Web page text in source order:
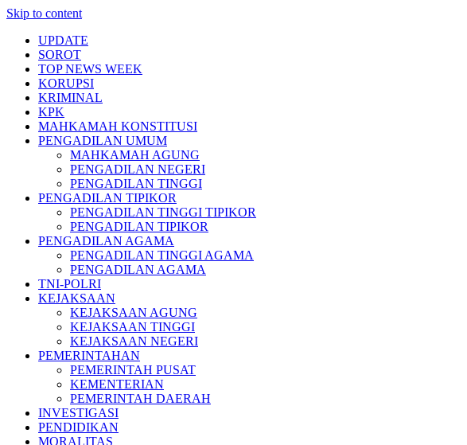
Skip to content
UPDATE
SOROT
TOP NEWS WEEK
KORUPSI
KRIMINAL
KPK
MAHKAMAH KONSTITUSI
PENGADILAN UMUM
MAHKAMAH AGUNG
PENGADILAN NEGERI
PENGADILAN TINGGI
PENGADILAN TIPIKOR
PENGADILAN TINGGI TIPIKOR
PENGADILAN TIPIKOR
PENGADILAN AGAMA
PENGADILAN TINGGI AGAMA
PENGADILAN AGAMA
TNI-POLRI
KEJAKSAAN
KEJAKSAAN AGUNG
KEJAKSAAN TINGGI
KEJAKSAAN NEGERI
PEMERINTAHAN
PEMERINTAH PUSAT
KEMENTERIAN
PEMERINTAH DAERAH
INVESTIGASI
PENDIDIKAN
MORALITAS